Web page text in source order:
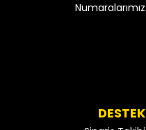
Numaralarımız
DESTEK